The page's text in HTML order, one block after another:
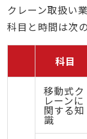
クレーン取扱い
科目と時間は次
科目
移動式ク
レーンに
関する知
識